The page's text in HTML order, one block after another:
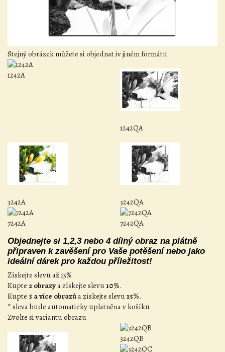
Stejný obrázek můžete si objednat iv jiném formátu
1242A
1242QA
3242A 3242QA
7242A 7242QA
Objednejte si 1,2,3 nebo 4 dílný obraz na plátně
připraven k zavěšení pro Vaše potěšení nebo jako
ideální dárek pro každou příležitost!
Získejte slevu až 15%
Kupte 2 obrazya získejte slevu10%.
Kupte 3 a více obrazůa získejte slevu15%.
* sleva bude automaticky uplatněna v košíku
Zvolte si variantu obrazu
3242QB